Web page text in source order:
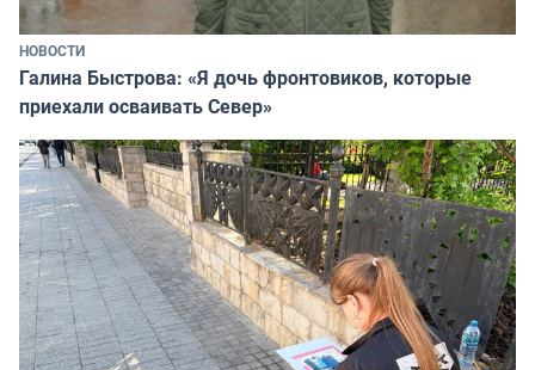
НОВОСТИ
Галина Быстрова: «Я дочь фронтовиков, которые
приехали осваивать Север»